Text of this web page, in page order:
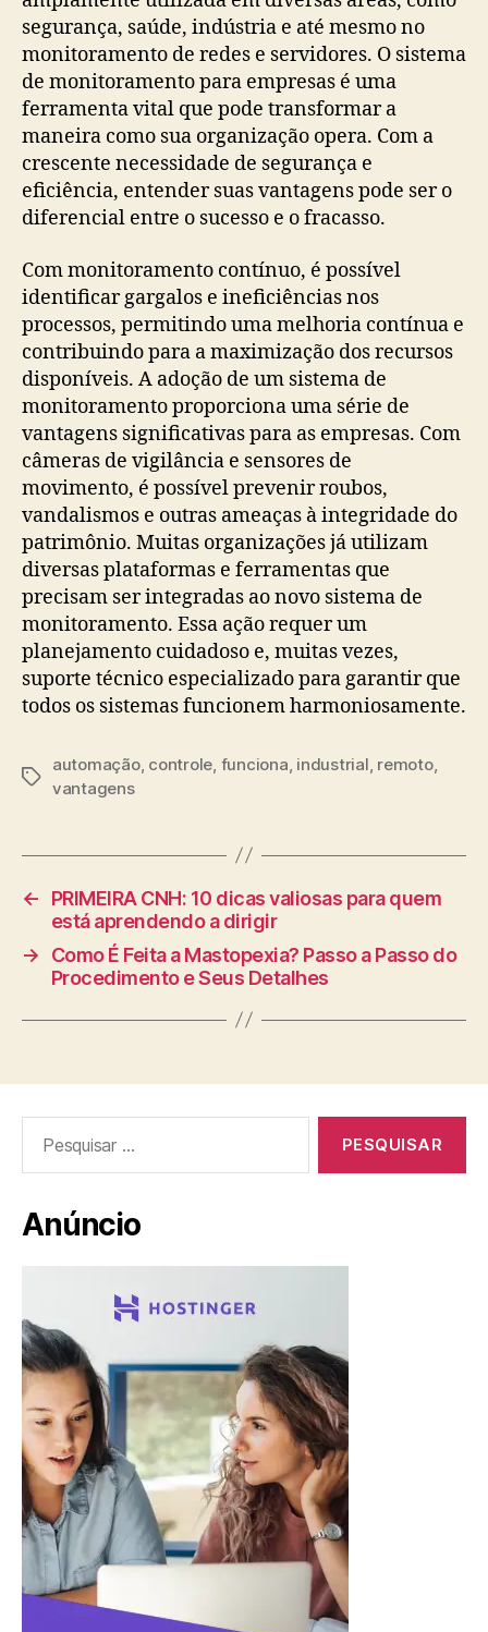
segurança, saúde, indústria e até mesmo no
monitoramento de redes e servidores. O sistema
de monitoramento para empresas é uma
ferramenta vital que pode transformar a
maneira como sua organização opera. Com a
crescente necessidade de segurança e
eficiência, entender suas vantagens pode ser o
diferencial entre o sucesso e o fracasso.
Com monitoramento contínuo, é possível
identificar gargalos e ineficiências nos
processos, permitindo uma melhoria contínua e
contribuindo para a maximização dos recursos
disponíveis. A adoção de um sistema de
monitoramento proporciona uma série de
vantagens significativas para as empresas. Com
câmeras de vigilância e sensores de
movimento, é possível prevenir roubos,
vandalismos e outras ameaças à integridade do
patrimônio. Muitas organizações já utilizam
diversas plataformas e ferramentas que
precisam ser integradas ao novo sistema de
monitoramento. Essa ação requer um
planejamento cuidadoso e, muitas vezes,
suporte técnico especializado para garantir que
todos os sistemas funcionem harmoniosamente.
Tags
automação, controle funciona industrial remoto,
vantagens
←
PRIMEIRA CNH: 10 dicas valiosas para quem
está aprendendo a dirigir
→
Como É Feita a Mastopexia? Passo a Passo do
Procedimento e Seus Detalhes
por:
Anúncio